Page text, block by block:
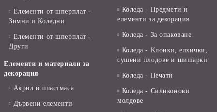
Елементи от шперплат -
Зимни и Коледни
Елементи от шперплат -
Други
Елементи и материали за
декорация
Акрил и пластмаса
Дървени елементи
Коледа - Предмети и
елементи за декорация
Коледа - За опаковане
Коледа - Kлонки, елхички,
сушени плодове и шишарки
Коледа - Печати
Коледа - Силиконови
молдове